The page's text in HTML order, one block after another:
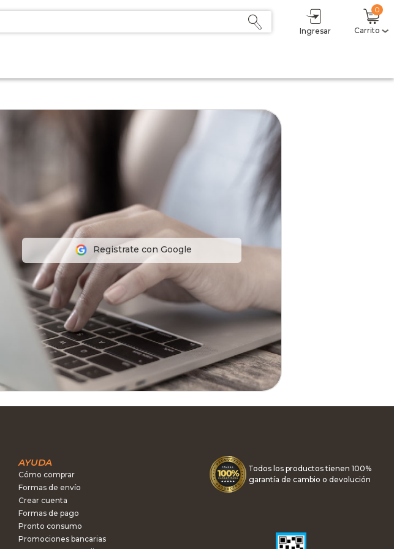
Ingresar
0
Carrito
Registrate con Google
AYUDA
Cómo comprar
Formas de envío
Crear cuenta
Formas de pago
Pronto consumo
Promociones bancarias
Todos los productos tienen 100%
garantía de cambio o devolución